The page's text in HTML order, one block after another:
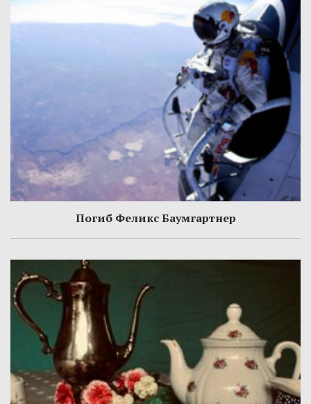
Погиб Феликс Баумгартнер